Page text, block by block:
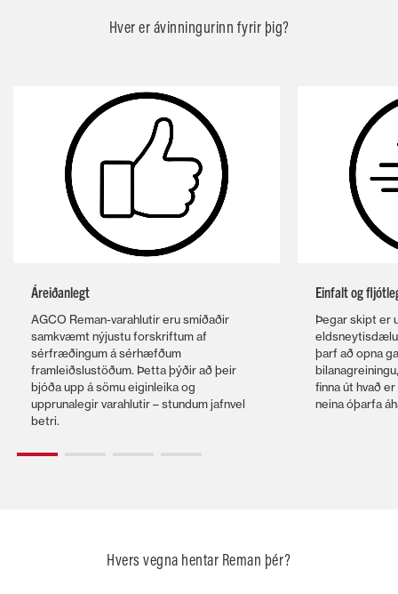
Hver er ávinningurinn fyrir þig?
Áreiðanlegt
AGCO Reman-varahlutir eru smíðaðir
samkvæmt nýjustu forskriftum af
sérfræðingum á sérhæfðum
framleiðslustöðum. Þetta þýðir að þeir
bjóða upp á sömu eiginleika og
upprunalegir varahlutir – stundum jafnvel
betri.
Einfalt og
Þegar skipt er
eldsneytisdælu
þarf að opna
finna út hvað
neina óþarfa
Hvers vegna hentar Reman þér?